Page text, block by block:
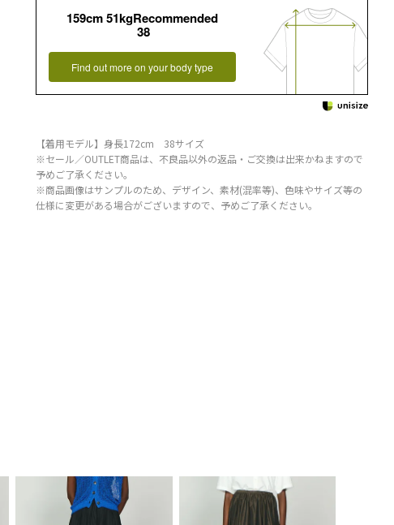
159cm 51kgRecommended
38
Find out more on your body type
【着用モデル】身長172cm 38サイズ
※セール／OUTLET商品は、不良品以外の返品・ご交換は出来かねますので
予めご了承ください。
※商品画像はサンプルのため、デザイン、素材(混率等)、色味やサイズ等の
仕様に変更がある場合がございますので、予めご了承ください。